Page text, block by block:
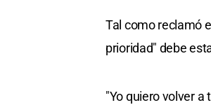
Tal como reclamó
prioridad" debe
"Yo quiero volver a